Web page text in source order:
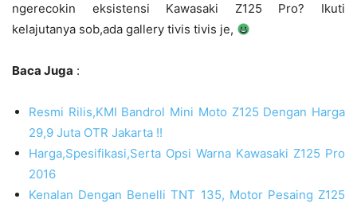
ngerecokin eksistensi Kawasaki Z125 Pro? Ikuti
kelajutanya sob,ada gallery tivis tivis je,
Baca Juga :
Resmi Rilis,KMI Bandrol Mini Moto Z125 Dengan Harga
29,9 Juta OTR Jakarta !!
Harga,Spesifikasi,Serta Opsi Warna Kawasaki Z125 Pro
2016
Kenalan Dengan Benelli TNT 135, Motor Pesaing Z125